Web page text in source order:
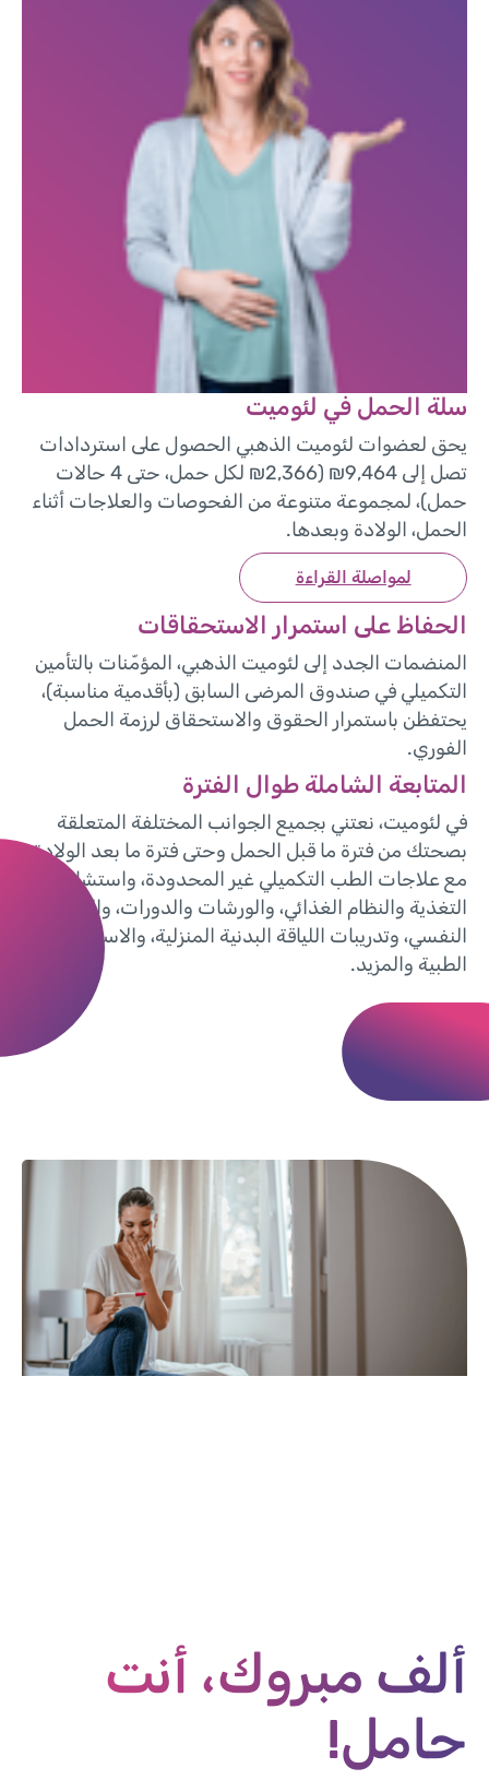
سلة الحمل في لئوميت
يحق لعضوات لئوميت الذهبي الحصول على استردادات
تصل إلى 9,464₪ (2,366₪ لكل حمل، حتى 4 حالات
حمل)، لمجموعة متنوعة من الفحوصات والعلاجات أثناء
الحمل، الولادة وبعدها.
لمواصلة القراءة
الحفاظ على استمرار الاستحقاقات
المنضمات الجدد إلى لئوميت الذهبي، المؤمّنات بالتأمين
التكميلي في صندوق المرضى السابق (بأقدمية مناسبة)،
يحتفظن باستمرار الحقوق والاستحقاق لرزمة الحمل
الفوري.
المتابعة الشاملة طوال الفترة
في لئوميت، نعتني بجميع الجوانب المختلفة المتعلقة
بصحتك من فترة ما قبل الحمل وحتى فترة ما بعد الولادة،
مع علاجات الطب التكميلي غير المحدودة، واستشارات
التغذية والنظام الغذائي، والورشات والدورات، والدعم
النفسي، وتدريبات اللياقة البدنية المنزلية، والاستشارة
الطبية والمزيد.
ألف مبروك، أنت
حامل!